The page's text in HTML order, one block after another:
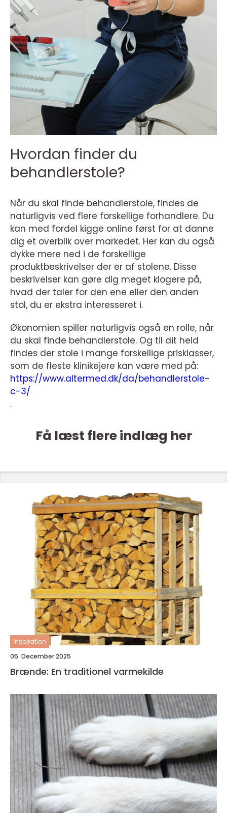
Hvordan finder du
behandlerstole?
Når du skal finde behandlerstole, findes de
naturligvis ved flere forskellige forhandlere. Du
kan med fordel kigge online først for at danne
dig et overblik over markedet. Her kan du også
dykke mere ned i de forskellige
produktbeskrivelser der er af stolene. Disse
beskrivelser kan gøre dig meget klogere på,
hvad der taler for den ene eller den anden
stol, du er ekstra interesseret i.
Økonomien spiller naturligvis også en rolle, når
du skal finde behandlerstole. Og til dit held
findes der stole i mange forskellige prisklasser,
som de fleste klinikejere kan være med på:
https://www.altermed.dk/da/behandlerstole-
c-3/
.
Få læst flere indlæg her
inspiration
05. December 2025
Brænde: En traditionel varmekilde